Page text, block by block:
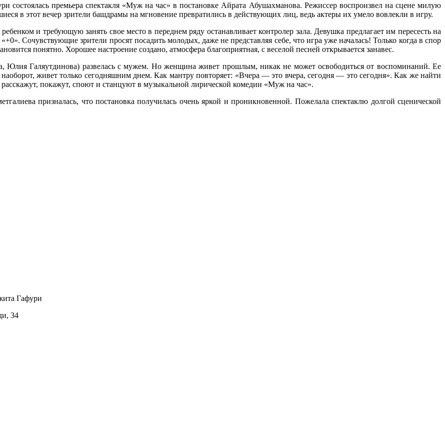
состоялась премьера спектакля «Муж на час» в постановке Айрата Абушахманова. Режиссер воспроизвел на сцене милую
в этот вечер зрители башдрамы на мгновение превратились в действующих лиц, ведь актеры их умело вовлекли в игру.
и требующую занять свое место в переднем ряду останавливает контролер зала. Девушка предлагает им пересесть на
Сочувствующие зрители просят посадить молодых, даже не представляя себе, что игра уже началась! Только когда в спор
понятно. Хорошее настроение создано, атмосфера благоприятная, с веселой песней открывается занавес.
Галяутдинова) развелась с мужем. Но женщина живет прошлым, никак не может освободиться от воспоминаний. Ее
живет только сегодняшним днем. Как мантру повторяет: «Вчера — это вчера, сегодня — это сегодня». Как же найти
покажут, споют и станцуют в музыкальной лирической комедии «Муж на час».
призналась, что постановка получилась очень яркой и проникновенной. Пожелала спектаклю долгой сценической
Гафури
34